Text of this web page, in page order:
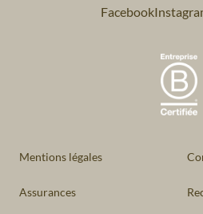
Facebook
Mentions légales
Assurances